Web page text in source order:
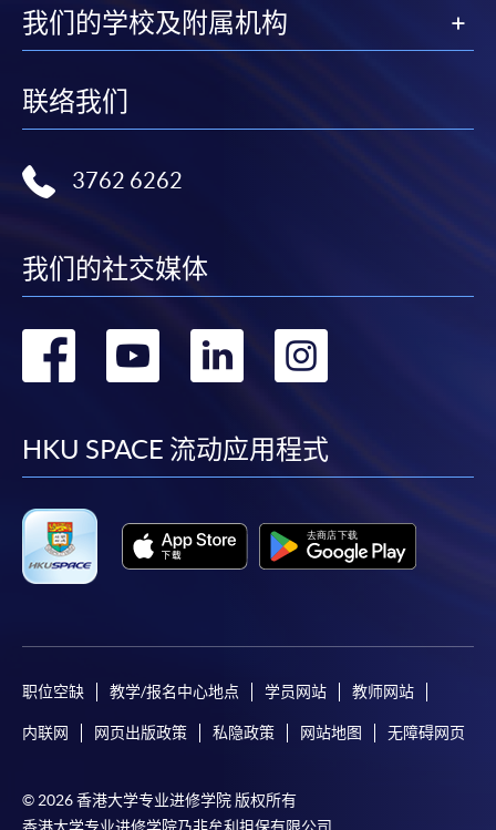
我们的学校及附属机构
联络我们
3762 6262
我们的社交媒体
转
facebook
转
youtube
转
linkedin
HKU SPACE 流动应用程式
职位空缺 教学/报名中心地点 学员网站 教师网站
内联网 网页出版政策 私隐政策 网站地图 无障碍网页
© 2026 香港大学专业进修学院 版权所有